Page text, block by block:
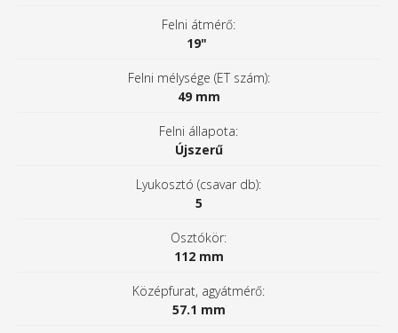
Felni átmérő:
19"
Felni mélysége (ET szám):
49 mm
Felni állapota:
Újszerű
Lyukosztó (csavar db):
5
Osztókör:
112 mm
Középfurat, agyátmérő:
57.1 mm